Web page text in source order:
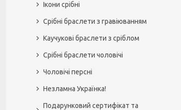
Ікони срібні
Срібні браслети з гравіюванням
Каучукові браслети з сріблом
Срібні браслети чоловічі
Чоловічі персні
Незламна Українка!
Подарунковий сертифікат та